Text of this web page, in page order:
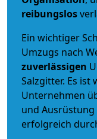
reibungslos
Ein wichtiger
Umzugs nach
zuverlässigen
Salzgitter. Es ist
Unternehmen
und
erfolgreich